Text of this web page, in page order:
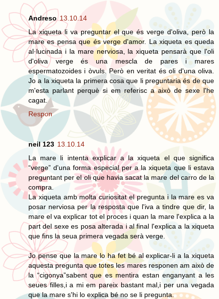
Andreso 13.10.14
La xiqueta li va preguntar el que és verge d'oliva, però la
mare es pensa que és verge d'amor. La xiqueta es queda
al·lucinada i la mare nerviosa, la xiqueta pensarà que l'oli
d'oliva verge és una mescla de pares i mares
espermatozoides i òvuls. Però en veritat és oli d'una oliva.
Jo a la xiqueta la primera cosa que li preguntaria és de que
m'esta parlant perquè si em referisc a això de sexe l'he
cagat.
Respon
neil 123 13.10.14
La mare li intenta explicar a la xiqueta el que significa
“verge” d'una forma especial per a la xiqueta que li estava
preguntant per el oli que havia sacat la mare del carro de la
compra.
La xiqueta amb molta curiositat el pregunta i la mare es va
posar nerviosa per la resposta que l'iva a tindre que dir, la
mare el va explicar tot el proces i quan la mare l'explica a la
part del sexe es posa alterada i al final l'explica a la xiqueta
que fins la seua primera vegada serà verge.
Jo pense que la mare lo ha fet bé al explicar-li a la xiqueta
aquesta pregunta que totes les mares responen am això de
la “cigonya”sabent que es mentira estan enganyant a les
seues filles,i a mi em pareix bastant mal,i per una vegada
que la mare s'hi lo explica bé no se li pregunta.